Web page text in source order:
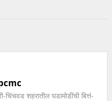
चिंचवड शहरातील घडामोडींची बित्तं-